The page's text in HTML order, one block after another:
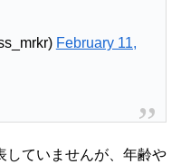
February 11,
していませんが、年齢や